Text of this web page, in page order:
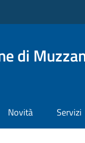
di
Novità Servizi